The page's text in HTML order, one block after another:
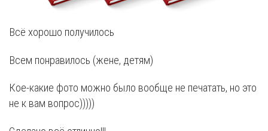
Всё хорошо получилось
Всем понравилось (жене, детям)
Кое-какие фото можно было вообще не печатать, но это
не к вам вопрос)))))